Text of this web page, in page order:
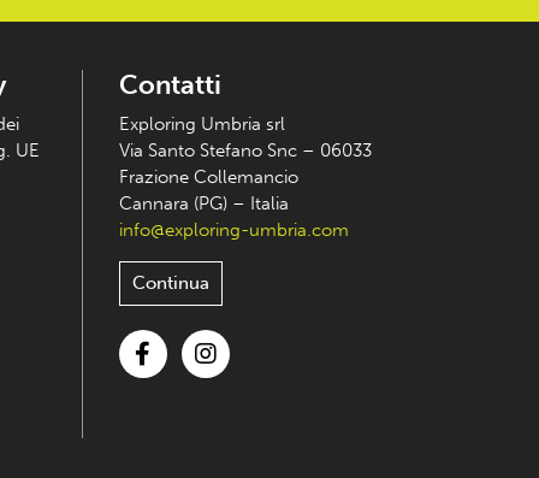
UE
Contatti
Exploring Umbria srl
Via Santo Stefano Snc – 06033
Frazione Collemancio
Cannara (PG) – Italia
info@exploring-umbria.com
Continua